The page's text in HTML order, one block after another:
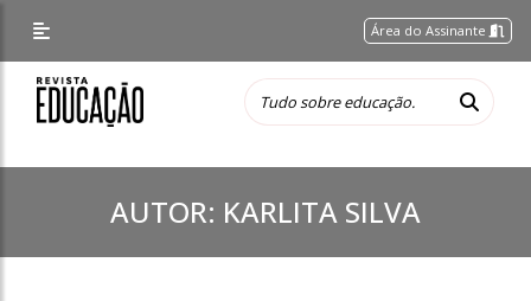
Área do Assinante
AUTOR: KARLITA SILVA